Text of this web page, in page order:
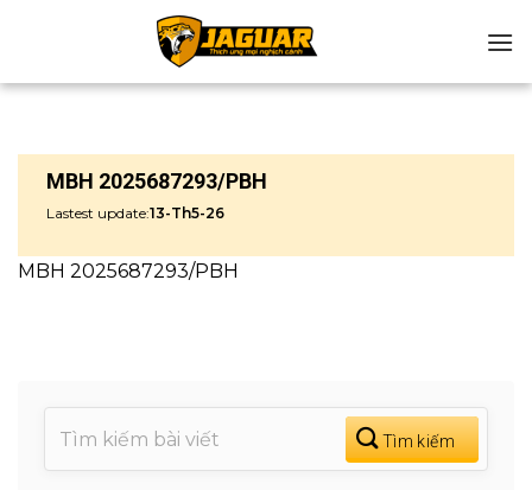
MBH 2025687293/PBH
Lastest update:13-Th5-26
MBH 2025687293/PBH